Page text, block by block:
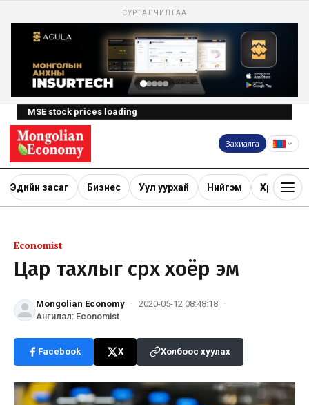
СУРТАЛЧИЛГАА
MSE stock prices loading
Захиалга
Эдийн засаг Бизнес Уул уурхай Нийгэм Хөрөнгө
Economist
Цар тахлыг сөрөх хоёр эм
Mongolian Economy · 2020-05-12 08:48:18 ·
Ангилал: Economist
Facebook X Холбоос хуулах